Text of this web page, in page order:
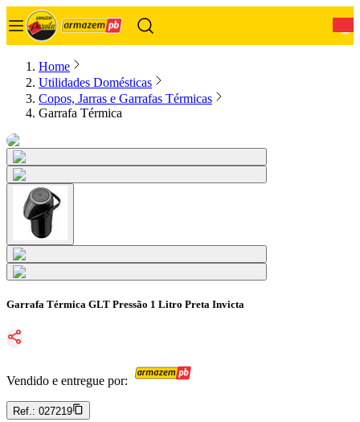
Home
Utilidades Domésticas
Copos, Jarras e Garrafas Térmicas
Garrafa Térmica
Garrafa Térmica GLT Pressão 1 Litro Preta Invicta
Vendido e entregue por:
Ref.: 027219